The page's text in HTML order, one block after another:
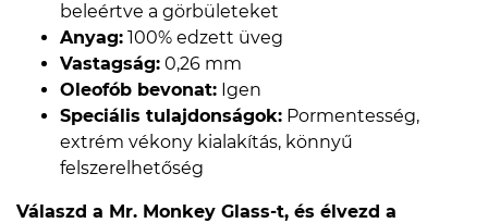
beleértve a görbületeket
Anyag: 100% edzett üveg
Vastagság: 0,26 mm
Oleofób bevonat: Igen
Speciális tulajdonságok: Pormentesség,
extrém vékony kialakítás, könnyű
felszerelhetőség
Válaszd a Mr. Monkey Glass-t, és élvezd a